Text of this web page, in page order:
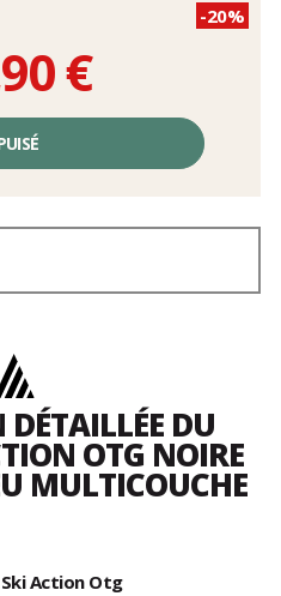
-20%
€
DÉTAILLÉE DU
OTG NOIRE
MULTICOUCHE
Action Otg